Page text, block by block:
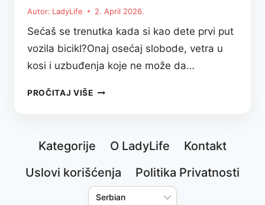
Autor: LadyLife 2. April 2026.
Sećaš se trenutka kada si kao dete prvi put
vozila bicikl?Onaj osećaj slobode, vetra u
kosi i uzbuđenja koje ne može da…
PROČITAJ VIŠEVOŽNJA
KOMPLETAN
ZA
ŽENE
KOJE
Kategorije O LadyLife
Kontakt
Uslovi korišćenja
Politika Privatnosti